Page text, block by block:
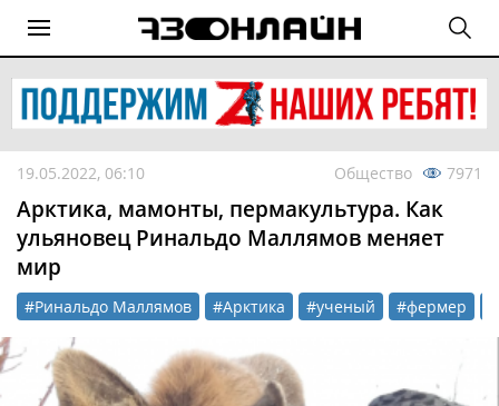
19.05.2022, 06:10 Общество 7971
Арктика, мамонты, пермакультура. Как
ульяновец Ринальдо Маллямов меняет
мир
#Ринальдо Маллямов #Арктика #ученый #фермер